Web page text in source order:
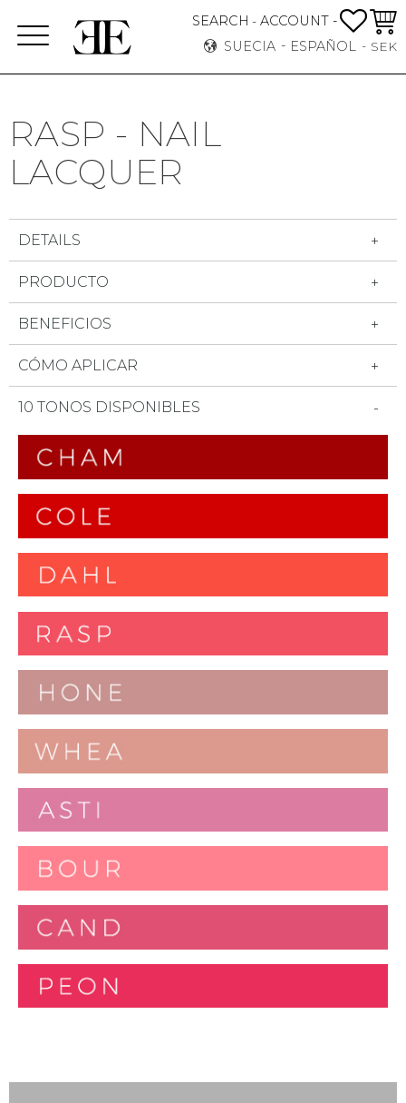
Menú
SEARCH - ACCOUNT -
SUECIA
ESPAÑOL SEK
RASP - NAIL
LACQUER
DETAILS
PRODUCTO
BENEFICIOS
CÓMO APLICAR
10 TONOS DISPONIBLES